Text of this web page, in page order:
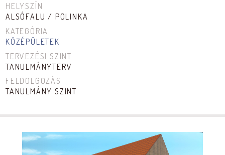
HELYSZÍN
ALSÓFALU / POLINKA
KATEGÓRIA
KÖZÉPÜLETEK
TERVEZÉSI SZINT
TANULMÁNYTERV
FELDOLGOZÁS
TANULMÁNY SZINT